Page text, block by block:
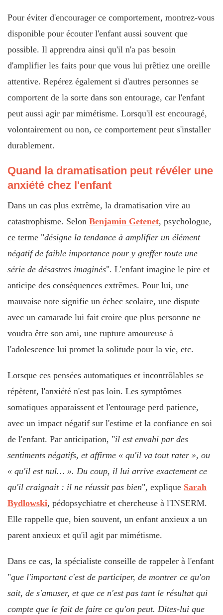
Pour éviter d'encourager ce comportement, montrez-vous
disponible pour écouter l'enfant aussi souvent que
possible. Il apprendra ainsi qu'il n'a pas besoin
d'amplifier les faits pour que vous lui prêtiez une oreille
attentive. Repérez également si d'autres personnes se
comportent de la sorte dans son entourage, car l'enfant
peut aussi agir par mimétisme. Lorsqu'il est encouragé,
volontairement ou non, ce comportement peut s'installer
durablement.
Quand la dramatisation peut révéler une
anxiété chez l'enfant
Dans un cas plus extrême, la dramatisation vire au
catastrophisme. Selon Benjamin Getenet, psychologue,
ce terme "désigne la tendance à amplifier un élément
négatif de faible importance pour y greffer toute une
série de désastres imaginés". L'enfant imagine le pire et
anticipe des conséquences extrêmes. Pour lui, une
mauvaise note signifie un échec scolaire, une dispute
avec un camarade lui fait croire que plus personne ne
voudra être son ami, une rupture amoureuse à
l'adolescence lui promet la solitude pour la vie, etc.
Lorsque ces pensées automatiques et incontrôlables se
répètent, l'anxiété n'est pas loin. Les symptômes
somatiques apparaissent et l'entourage perd patience,
avec un impact négatif sur l'estime et la confiance en soi
de l'enfant. Par anticipation, "il est envahi par des
sentiments négatifs, et affirme « qu'il va tout rater », ou
« qu'il est nul… ». Du coup, il lui arrive exactement ce
qu'il craignait : il ne réussit pas bien", explique Sarah
Bydlowski, pédopsychiatre et chercheuse à l'INSERM.
Elle rappelle que, bien souvent, un enfant anxieux a un
parent anxieux et qu'il agit par mimétisme.
Dans ce cas, la spécialiste conseille de rappeler à l'enfant
"que l'important c'est de participer, de montrer ce qu'on
sait, de s'amuser, et que ce n'est pas tant le résultat qui
compte que le fait de faire ce qu'on peut. Dites-lui que